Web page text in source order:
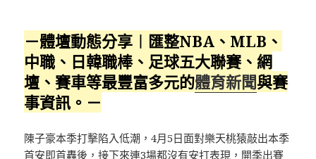
－體壇動態分享︱匯整NBA、MLB、
中職、日韓職棒、足球五大聯賽、網
壇、賽車等最豐富多元的體育新聞與賽
事資訊。－
陳子豪本季打擊陷入低潮，4月5日面對樂天桃猿敲出本季
首安即首轟後，接下來連3場都沒有安打表現，開季出賽